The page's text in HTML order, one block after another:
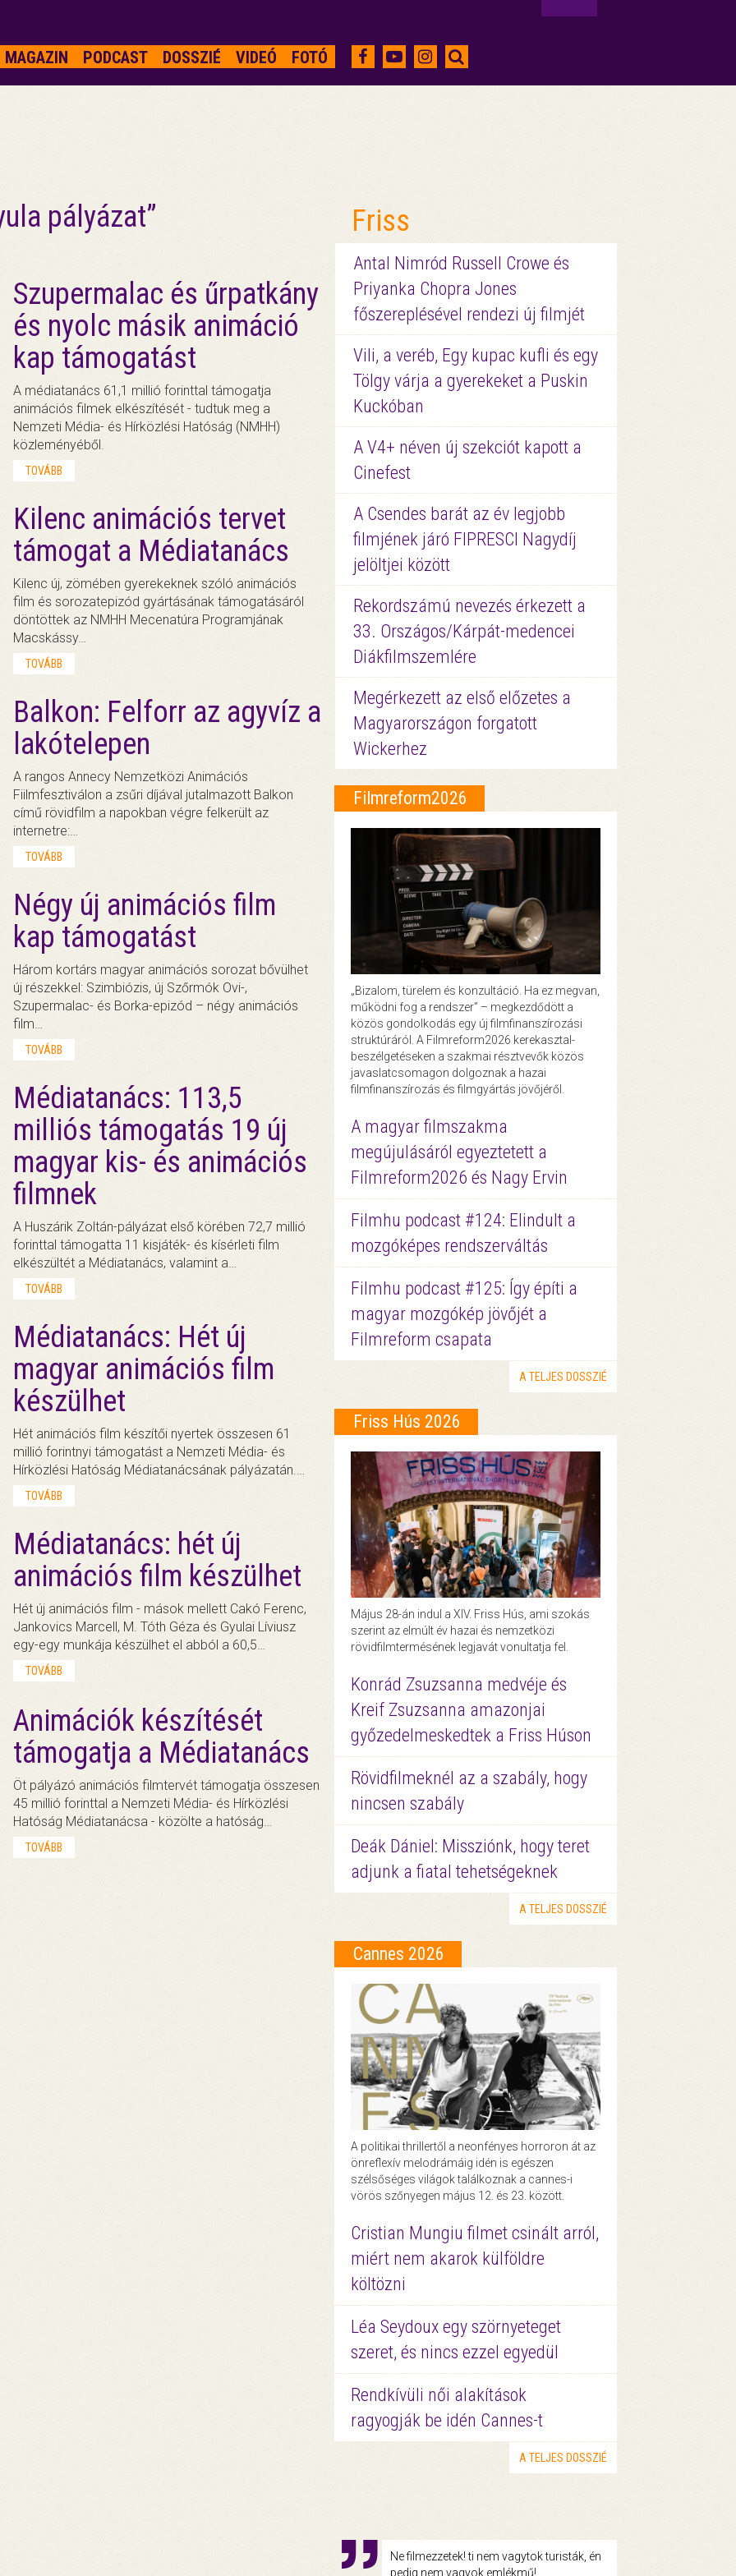
MAGAZIN PODCAST DOSSZIÉ VIDEÓ FOTÓ
pályázat”
Szupermalac és űrpatkány
és nyolc másik animáció
kap támogatást
A médiatanács 61,1 millió forinttal támogatja
animációs filmek elkészítését - tudtuk meg a
Nemzeti Média- és Hírközlési Hatóság (NMHH)
közleményéből.
TOVÁBB
Kilenc animációs tervet
támogat a Médiatanács
Kilenc új, zömében gyerekeknek szóló animációs
film és sorozatepizód gyártásának támogatásáról
döntöttek az NMHH Mecenatúra Programjának
Macskássy…
TOVÁBB
Balkon: Felforr az agyvíz a
lakótelepen
A rangos Annecy Nemzetközi Animációs
Fiilmfesztiválon a zsűri díjával jutalmazott Balkon
című rövidfilm a napokban végre felkerült az
internetre:…
TOVÁBB
Négy új animációs film
kap támogatást
Három kortárs magyar animációs sorozat bővülhet
új részekkel: Szimbiózis, új Szőrmók Ovi-,
Szupermalac- és Borka-epizód – négy animációs
film…
TOVÁBB
Médiatanács: 113,5
milliós támogatás 19 új
magyar kis- és animációs
filmnek
A Huszárik Zoltán-pályázat első körében 72,7 millió
forinttal támogatta 11 kisjáték- és kísérleti film
elkészültét a Médiatanács, valamint a…
TOVÁBB
Médiatanács: Hét új
magyar animációs film
készülhet
Hét animációs film készítői nyertek összesen 61
millió forintnyi támogatást a Nemzeti Média- és
Hírközlési Hatóság Médiatanácsának pályázatán.…
TOVÁBB
Médiatanács: hét új
animációs film készülhet
Hét új animációs film - mások mellett Cakó Ferenc,
Jankovics Marcell, M. Tóth Géza és Gyulai Líviusz
egy-egy munkája készülhet el abból a 60,5…
TOVÁBB
Animációk készítését
támogatja a Médiatanács
Öt pályázó animációs filmtervét támogatja összesen
45 millió forinttal a Nemzeti Média- és Hírközlési
Hatóság Médiatanácsa - közölte a hatóság…
TOVÁBB
Friss
Antal Nimród Russell Crowe és
Priyanka Chopra Jones
főszereplésével rendezi új filmjét
Vili, a veréb, Egy kupac kufli és egy
Tölgy várja a gyerekeket a Puskin
Kuckóban
A V4+ néven új szekciót kapott a
Cinefest
A Csendes barát az év legjobb
filmjének járó FIPRESCI Nagydíj
jelöltjei között
Rekordszámú nevezés érkezett a
33. Országos/Kárpát-medencei
Diákfilmszemlére
Megérkezett az első előzetes a
Magyarországon forgatott
Wickerhez
Filmreform2026
„Bizalom, türelem és konzultáció. Ha ez megvan,
működni fog a rendszer” – megkezdődött a
közös gondolkodás egy új filmfinanszírozási
struktúráról. A Filmreform2026 kerekasztal-
beszélgetéseken a szakmai résztvevők közös
javaslatcsomagon dolgoznak a hazai
filmfinanszírozás és filmgyártás jövőjéről.
A magyar filmszakma
megújulásáról egyeztetett a
Filmreform2026 és Nagy Ervin
Filmhu podcast #124: Elindult a
mozgóképes rendszerváltás
Filmhu podcast #125: Így építi a
magyar mozgókép jövőjét a
Filmreform csapata
A TELJES DOSSZIÉ
Friss Hús 2026
Május 28-án indul a XIV. Friss Hús, ami szokás
szerint az elmúlt év hazai és nemzetközi
rövidfilmtermésének legjavát vonultatja fel.
Konrád Zsuzsanna medvéje és
Kreif Zsuzsanna amazonjai
győzedelmeskedtek a Friss Húson
Rövidfilmeknél az a szabály, hogy
nincsen szabály
Deák Dániel: Missziónk, hogy teret
adjunk a fiatal tehetségeknek
A TELJES DOSSZIÉ
Cannes 2026
A politikai thrillertől a neonfényes horroron át az
önreflexív melodrámáig idén is egészen
szélsőséges világok találkoznak a cannes-i
vörös szőnyegen május 12. és 23. között.
Cristian Mungiu filmet csinált arról,
miért nem akarok külföldre
költözni
Léa Seydoux egy szörnyeteget
szeret, és nincs ezzel egyedül
Rendkívüli női alakítások
ragyogják be idén Cannes-t
A TELJES DOSSZIÉ
Ne filmezzetek! ti nem vagytok turisták, én
pedig nem vagyok emlékmű!